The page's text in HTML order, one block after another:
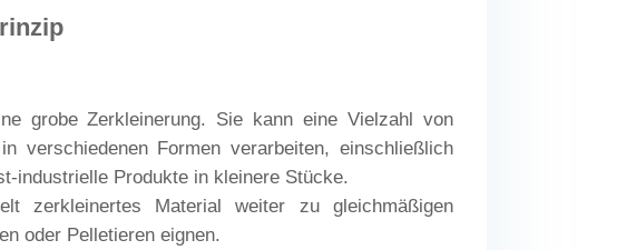
grobe Zerkleinerung. Sie kann eine Vielzahl von
verschiedenen Formen verarbeiten, einschließlich
industrielle Produkte in kleinere Stücke.
zerkleinertes Material weiter zu gleichmäßigen
oder Pelletieren eignen.